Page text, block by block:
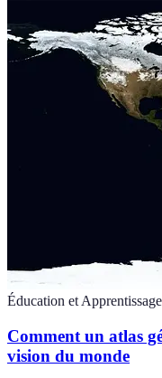
Éducation et Apprentissage
Comment un atlas
vision du monde